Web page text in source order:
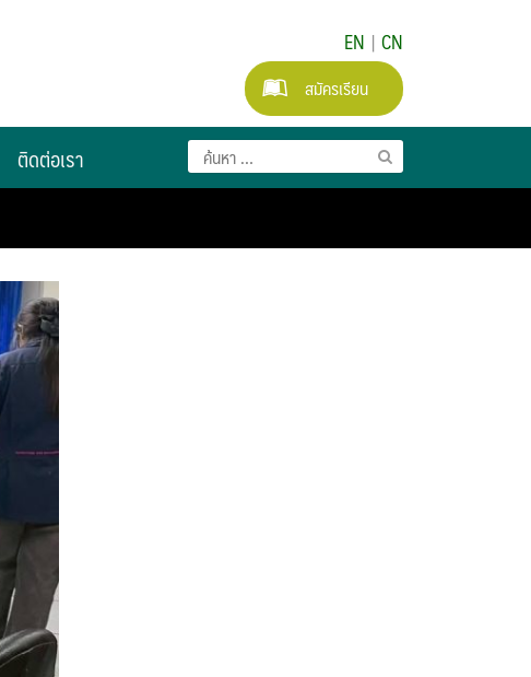
EN | CN
สมัครเรียน
ติดต่อเรา